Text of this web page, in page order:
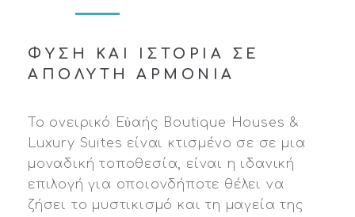
ΦΥΣΗ ΚΑΙ ΙΣΤΟΡΙΑ ΣΕ
ΑΠΟΛΥΤΗ ΑΡΜΟΝΙΑ
Το ονειρικό Εὐαής Boutique Houses &
Luxury Suites είναι κτισμένο σε σε μια
μοναδική τοποθεσία, είναι η ιδανική
επιλογή για οποιονδήποτε θέλει να
ζήσει το μυστικισμό και τη μαγεία της